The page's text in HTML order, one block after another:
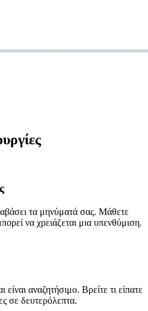
τα μηνύματά σας. Μάθετε
να χρειάζεται μια υπενθύμιση.
αναζητήσιμο. Βρείτε τι είπατε
σε δευτερόλεπτα.